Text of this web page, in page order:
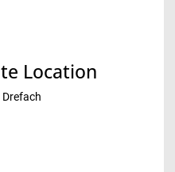
Location